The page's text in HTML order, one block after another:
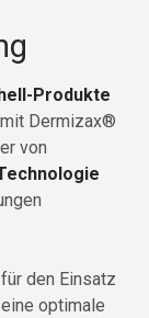
Produkte
Dermizax®
von
den Einsatz
optimale